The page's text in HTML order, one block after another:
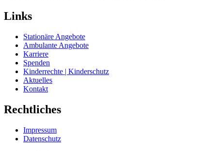
Links
Stationäre Angebote
Ambulante Angebote
Karriere
Spenden
Kinderrechte | Kinderschutz
Aktuelles
Kontakt
Rechtliches
Impressum
Datenschutz